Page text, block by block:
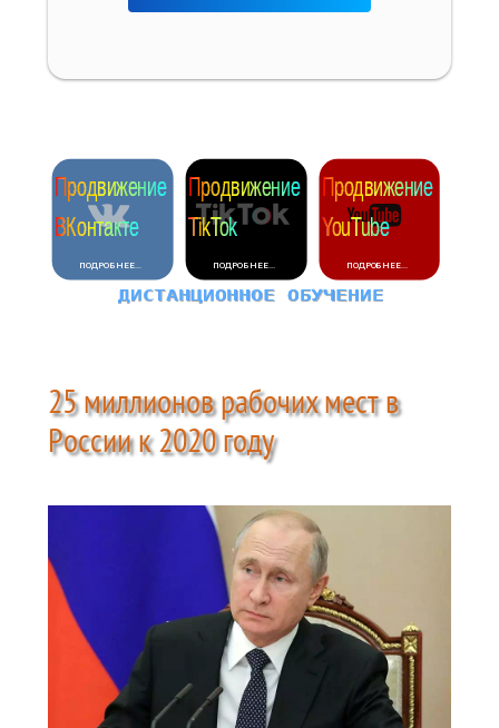
25 миллионов рабочих мест в
России к 2020 году